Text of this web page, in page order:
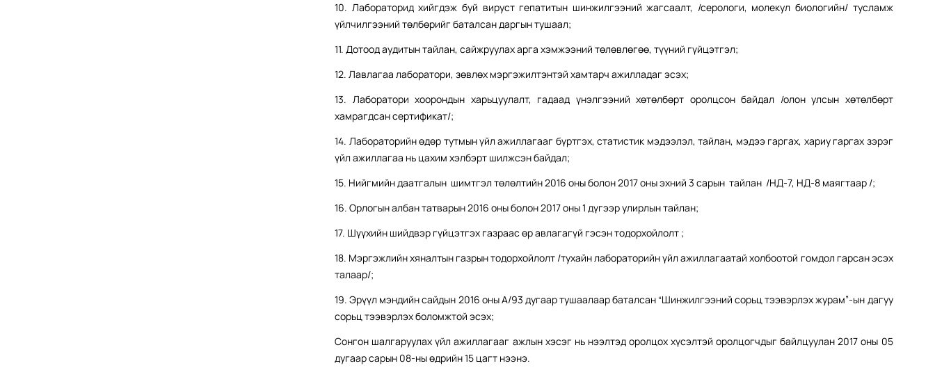
10. Лабораторид хийгдэж буй вируст гепатитын шинжилгээний жагсаалт, /серологи, молекул биологийн/ тусламж
үйлчилгээний төлбөрийг баталсан даргын тушаал;
11. Дотоод аудитын тайлан, сайжруулах арга хэмжээний төлөвлөгөө, түүний гүйцэтгэл;
12. Лавлагаа лаборатори, зөвлөх мэргэжилтэнтэй хамтарч ажилладаг эсэх;
13. Лаборатори хоорондын харьцуулалт, гадаад үнэлгээний хөтөлбөрт оролцсон байдал /олон улсын хөтөлбөрт
хамрагдсан сертификат/;
14. Лабораторийн өдөр тутмын үйл ажиллагааг бүртгэх, статистик мэдээлэл, тайлан, мэдээ гаргах, хариу гаргах зэрэг
үйл ажиллагаа нь цахим хэлбэрт шилжсэн байдал;
15. Нийгмийн даатгалын шимтгэл төлөлтийн 2016 оны болон 2017 оны эхний 3 сарын тайлан /НД-7, НД-8 маягтаар /;
16. Орлогын албан татварын 2016 оны болон 2017 оны 1 дүгээр улирлын тайлан;
17. Шүүхийн шийдвэр гүйцэтгэх газраас өр авлагагүй гэсэн тодорхойлолт ;
18. Мэргэжлийн хяналтын газрын тодорхойлолт /тухайн лабораторийн үйл ажиллагаатай холбоотой гомдол гарсан эсэх
талаар/;
19. Эрүүл мэндийн сайдын 2016 оны А/93 дугаар тушаалаар баталсан “Шинжилгээний сорьц тээвэрлэх журам”-ын дагуу
сорьц тээвэрлэх боломжтой эсэх;
Сонгон шалгаруулах үйл ажиллагааг ажлын хэсэг нь нээлтэд оролцох хүсэлтэй оролцогчдыг байлцуулан 2017 оны 05
дугаар сарын 08-ны өдрийн 15 цагт нээнэ.